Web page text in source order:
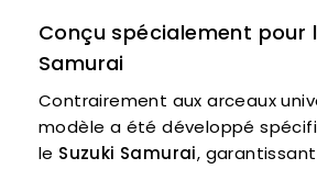
Conçu spécialement pour
Samurai
Contrairement aux arceaux
modèle a été développé
le Suzuki Samurai, garantissant